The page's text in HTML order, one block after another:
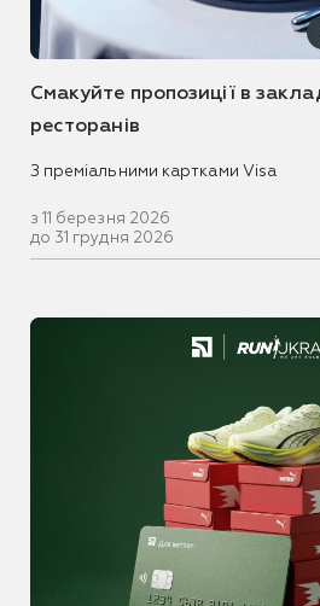
Смакуйте пропозиції в
ресторанів
З преміальними картками Visa
з 11 березня 2026
до 31 грудня 2026